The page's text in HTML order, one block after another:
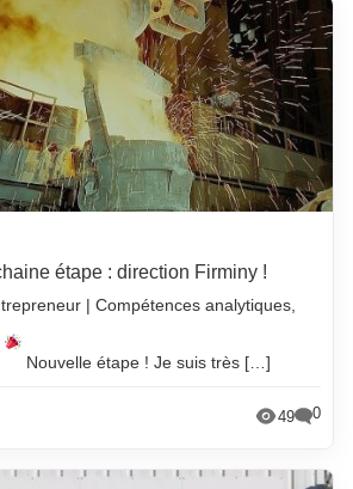
étape : direction Firminy !
| Compétences analytiques,
Nouvelle étape ! Je suis très […]
49 0